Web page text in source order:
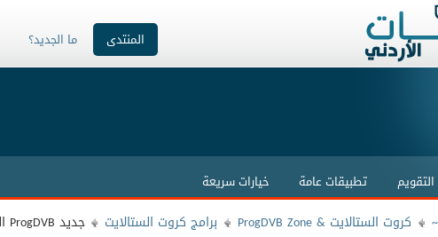
المنتدى
التقويم تطبيقات عامة خيارات سريعة
ما الجديد؟
كروت الستالايت & ProgDVB Zone برامج كروت الستالايت جديد ProgDVB النسخة Version 6.60.1